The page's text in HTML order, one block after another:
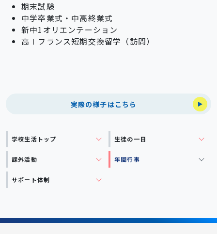
期末試験
中学卒業式・中高終業式
新中1オリエンテーション
高Ⅰフランス短期交換留学（訪問）
実際の様子はこちら
学校生活 トップ 生徒の一日
課外活動 年間行事
サポート体制